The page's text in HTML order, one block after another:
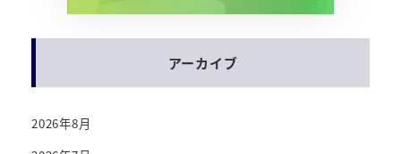
アーカイブ
2026年8月